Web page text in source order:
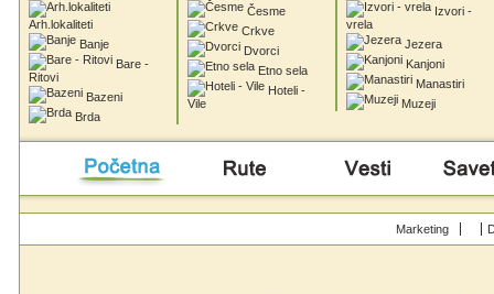
Arh.lokaliteti
Banje
Bare -
Ritovi
Bazeni
Brda
Česme
Crkve
Dvorci
Etno sela
Hoteli -
Vile
Izvori -
vrela
Jezera
Kanjoni
Manastiri
Muzeji
Marketing